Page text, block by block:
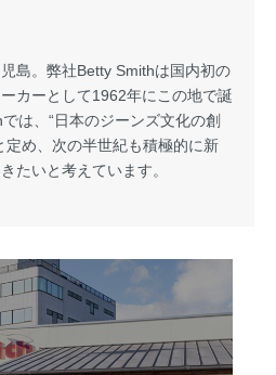
島。弊社Betty Smithは国内初の
カーとして1962年にこの地で誕
は、“日本のジーンズ文化の創
定め、次の半世紀も積極的に新
たいと考えています。